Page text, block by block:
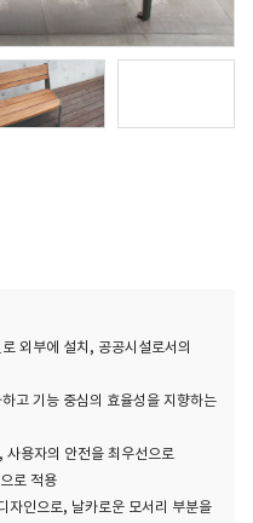
외부에 설치, 공공시설로서의
고 기능 중심의 효율성을 지향하는
용자의 안전을 최우선으로
로 적용
자인으로, 날카로운 모서리 부분을